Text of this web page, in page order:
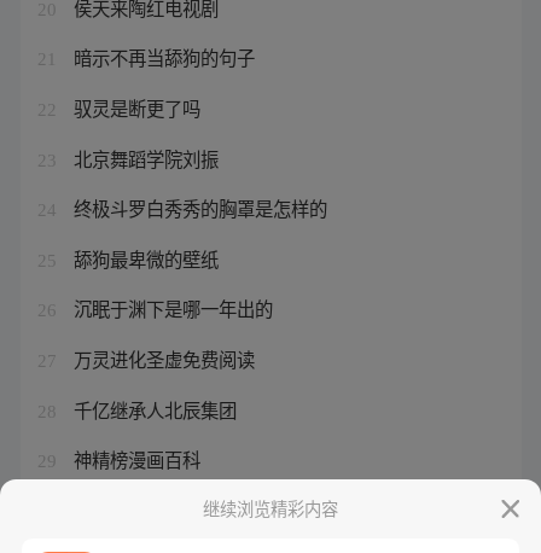
20 侯天来陶红电视剧
21 暗示不再当舔狗的句子
22 驭灵是断更了吗
23 北京舞蹈学院刘振
24 终极斗罗白秀秀的胸罩是怎样的
25 舔狗最卑微的壁纸
26 沉眠于渊下是哪一年出的
27 万灵进化圣虚免费阅读
28 千亿继承人北辰集团
29 神精榜漫画百科
继续浏览精彩内容